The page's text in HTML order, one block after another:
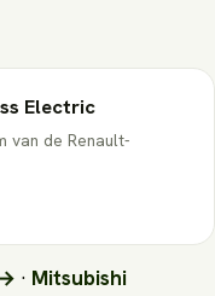
Electric
van de Renault-
· Mitsubishi